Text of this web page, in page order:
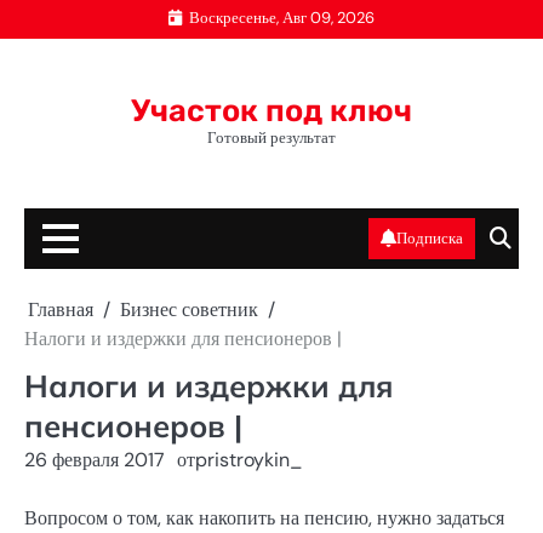
к
Воскресенье, Авг 09, 2026
Участок под ключ
Готовый результат
Подписка
Главная
Бизнес советник
Налоги и издержки для пенсионеров |
Налоги и издержки для
пенсионеров |
26 февраля 2017 отpristroykin_
Вопросом о том, как накопить на пенсию, нужно задаться